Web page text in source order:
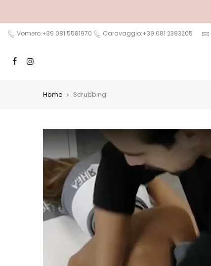
contenutoVomero:+39 081 5581970 Caravaggio:+39 081 2393205
Home Scrubbing